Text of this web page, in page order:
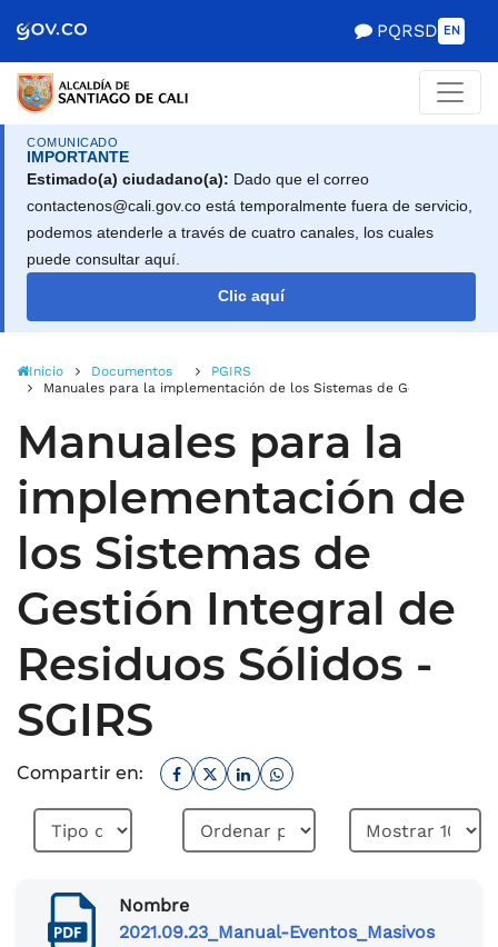
de Santiago
PQRSD EN
COMUNICADO
IMPORTANTE
Estimado(a) ciudadano(a): Dado que el correo
contactenos@cali.gov.co está temporalmente fuera de servicio,
podemos atenderle a través de cuatro canales, los cuales
puede consultar aquí.
Clic aquí
Inicio Documentos
PGIRS
Manuales para la implementación de los Sistemas de Gestión
Manuales para la
implementación de
los Sistemas de
Gestión Integral de
Residuos Sólidos -
SGIRS
Compartir en: Facebook
TwitterLinkedinWhatsapp
Nombre
2021.09.23_Manual-Eventos_Masivos